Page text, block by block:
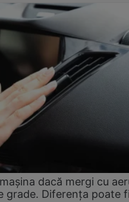
dacă mergi cu
Diferența poate